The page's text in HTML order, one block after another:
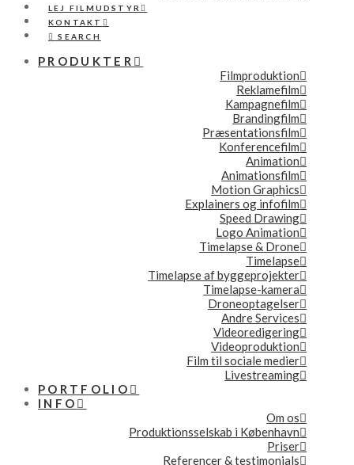
LEJ FILMUDSTYR
KONTAKT
SEARCH
PRODUKTER
Filmproduktion
Reklamefilm
Kampagnefilm
Brandingfilm
Præsentationsfilm
Konferencefilm
Animation
Animationsfilm
Motion Graphics
Explainers og infofilm
Speed Drawing
Logo Animation
Timelapse & Drone
Timelapse
Timelapse af byggeprojekter
Timelapse-kamera
Droneoptagelser
Andre Services
Videoredigering
Videoproduktion
Film til sociale medier
Livestreaming
PORTFOLIO
INFO
Om os
Produktionsselskab i København
Priser
Referencer & testimonials